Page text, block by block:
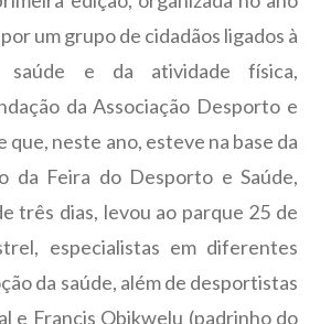
um grupo de cidadãos ligados à
saúde e da atividade física,
da Associação Desporto e
que, neste ano, esteve na base da
da Feira do Desporto e Saúde,
três dias, levou ao parque 25 de
especialistas em diferentes
da saúde, além de desportistas
e Francis Obikwelu (padrinho do